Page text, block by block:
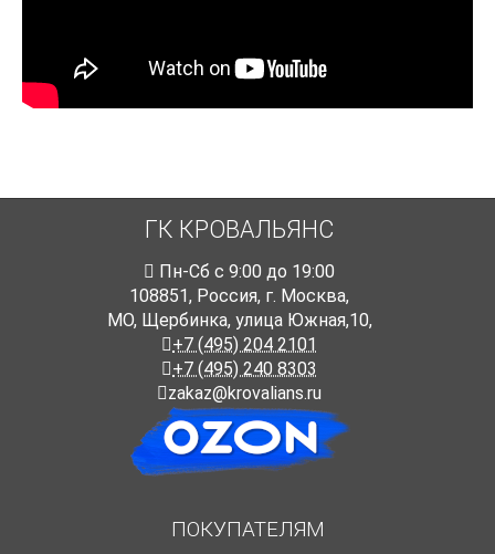
ГК КРОВАЛЬЯНС
Пн-Cб с 9:00 до 19:00
108851, Россия, г. Москва,
МО, Щербинка, улица Южная,10,
+7 (495) 204 2101
+7 (495) 240 8303
zakaz@krovalians.ru
ПОКУПАТЕЛЯМ